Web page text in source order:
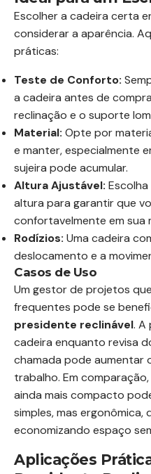
Escolher a cadeira certa
considerar a aparência.
práticas:
Teste de Conforto:
a cadeira antes de
reclinação e o suporte
Material: Opte por
e manter, especialmente
sujeira pode acumular.
Altura Ajustável:
altura para garantir que
confortavelmente em sua
Rodízios: Uma cadeira
deslocamento e a
Casos de Uso
Um gestor de projetos
frequentes pode se
presidente reclinável. A
cadeira enquanto revisa
chamada pode aumentar
trabalho. Em
ainda mais compacto
simples, mas ergonômica,
economizando espaço
Aplicações